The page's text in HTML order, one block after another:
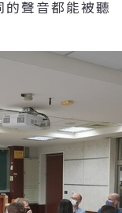
聲音都能被聽